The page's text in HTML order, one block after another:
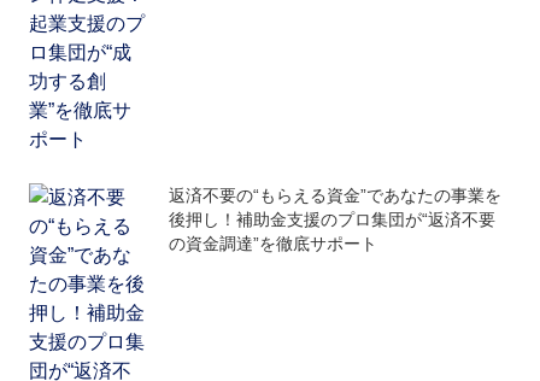
返済不要の“もらえる資金”であなたの事業を
後押し！補助金支援のプロ集団が“返済不要
の資金調達”を徹底サポート